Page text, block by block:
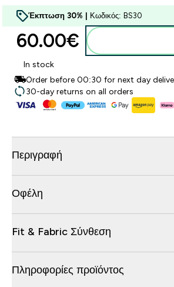
Έκπτωση 30% | Κωδικός: BS30
60.00€‎
In stock
Order before 00:30 for next day
30-day returns on all orders
Περιγραφή
Οφέλη
Fit & Fabric Σύνθεση
Πληροφορίες προϊόντος